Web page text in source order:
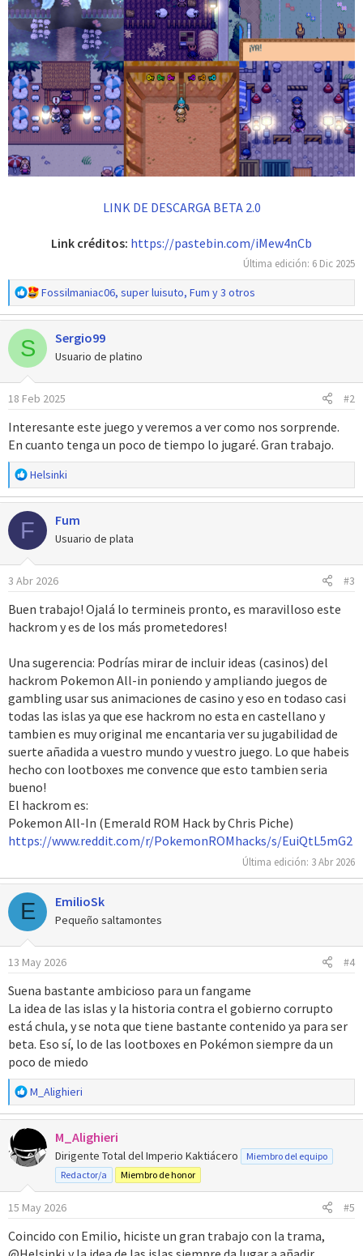
LINK DE DESCARGA BETA 2.0
Link créditos: https://pastebin.com/iMew4nCb
Última edición: 6 Dic 2025
R
e
a
c
c
o
n
s
:
Fossilmaniac06, super luisuto, Fum y 3 otros
S Sergio99
Usuario de platino
18 Feb 2025 #2
Interesante este juego y veremos a ver como nos sorprende.
En cuanto tenga un poco de tiempo lo jugaré. Gran trabajo.
R
e
a
c
c
i
o
n
s
:
Helsinki
F Fum
Usuario de plata
3 Abr 2026 #3
Buen trabajo! Ojalá lo termineis pronto, es maravilloso este
hackrom y es de los más prometedores!
Una sugerencia: Podrías mirar de incluir ideas (casinos) del
hackrom Pokemon All-in poniendo y ampliando juegos de
gambling usar sus animaciones de casino y eso en todaso casi
todas las islas ya que ese hackrom no esta en castellano y
tambien es muy original me encantaria ver su jugabilidad de
suerte añadida a vuestro mundo y vuestro juego. Lo que habeis
hecho con lootboxes me convence que esto tambien seria
bueno!
El hackrom es:
Pokemon All-In (Emerald ROM Hack by Chris Piche)
https://www.reddit.com/r/PokemonROMhacks/s/EuiQtL5mG2
Última edición: 3 Abr 2026
E EmilioSk
Pequeño saltamontes
13 May 2026 #4
Suena bastante ambicioso para un fangame
La idea de las islas y la historia contra el gobierno corrupto
está chula, y se nota que tiene bastante contenido ya para ser
beta. Eso sí, lo de las lootboxes en Pokémon siempre da un
poco de miedo
R
e
a
c
i
e
:
M_Alighieri
M_Alighieri
Dirigente Total del Imperio Kaktiácero
Miembro del equipo
Redactor/a
Miembro de honor
15 May 2026 #5
Coincido con Emilio, hiciste un gran trabajo con la trama,